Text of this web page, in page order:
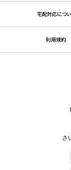
宅配対応につ
利用規約
さ